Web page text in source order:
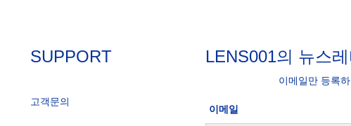
SUPPORT
고객문의
LENS001의 뉴스
이메일만 등록
이메일